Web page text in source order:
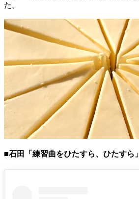
た。
■石田「練習曲をひたすら、ひたすら」